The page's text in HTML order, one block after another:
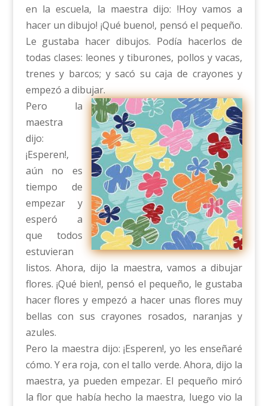
en la escuela, la maestra dijo: !Hoy vamos a
hacer un dibujo! ¡Qué bueno!, pensó el pequeño.
Le gustaba hacer dibujos. Podía hacerlos de
todas clases: leones y tiburones, pollos y vacas,
trenes y barcos; y sacó su caja de crayones y
empezó a dibujar.
Pero la
maestra
dijo:
¡Esperen!,
aún no es
tiempo de
empezar y
esperó a
que todos
estuvieran
listos. Ahora, dijo la maestra, vamos a dibujar
flores. ¡Qué bien!, pensó el pequeño, le gustaba
hacer flores y empezó a hacer unas flores muy
bellas con sus crayones rosados, naranjas y
azules.
Pero la maestra dijo: ¡Esperen!, yo les enseñaré
cómo. Y era roja, con el tallo verde. Ahora, dijo la
maestra, ya pueden empezar. El pequeño miró
la flor que había hecho la maestra, luego vio la